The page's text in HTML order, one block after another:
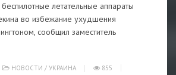
летательные аппараты
во избежание ухудшения
сообщил заместитель
НОВОСТИ / УКРАИНА 855